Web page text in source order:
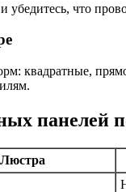
убедитесь, что
квадратные,
панелей
Люстра